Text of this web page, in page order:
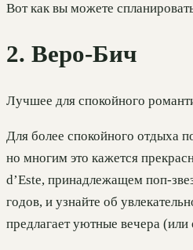
Вот как вы можете
2. Веро-Бич
Лучшее для спокойного
Для более спокойного отдыха
но многим это кажется
d’Este, принадлежащем поп-
годов, и узнайте об
предлагает уютные вечера